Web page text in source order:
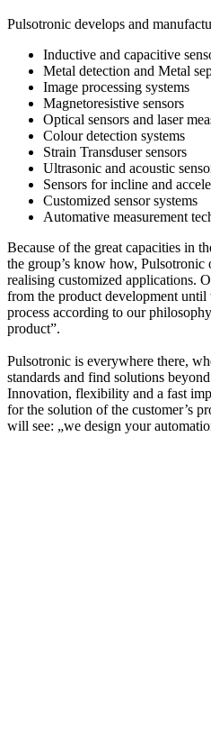
Pulsotronic develops and
Inductive and capacitive
Metal detection and Metal
Image processing systems
Magnetoresistive sensors
Optical sensors and laser
Colour detection systems
Strain Transduser sensors
Ultrasonic and acoustic
Sensors for incline and
Customized sensor systems
Automative measurement
Because of the great capacities in
the group’s know how,
realising customized applications.
from the product development
process according to our
product”.
Pulsotronic is everywhere there,
standards and find solutions
Innovation, flexibility and a fast
for the solution of the customer’s
will see: „we design your